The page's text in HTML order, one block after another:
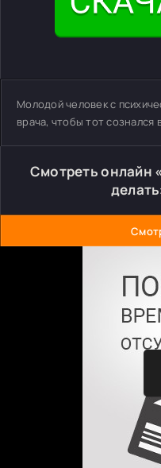
Молодой человек с
врача, чтобы тот сознался
Смотреть онлайн